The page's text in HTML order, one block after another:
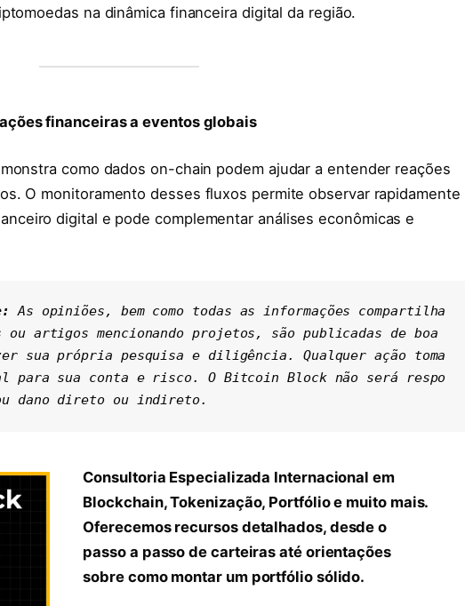
na dinâmica financeira digital da região.
financeiras a eventos globais
como dados on-chain podem ajudar a entender reações
O monitoramento desses fluxos permite observar rapidamente
digital e pode complementar análises econômicas e
As opiniões, bem como todas as informações compartilha
artigos mencionando projetos, são publicadas de boa
sua própria pesquisa e diligência. Qualquer ação toma
sua conta e risco. O Bitcoin Block não será respo
dano direto ou indireto.
Consultoria Especializada Internacional em
Blockchain, Tokenização, Portfólio e muito mais.
Oferecemos recursos detalhados, desde o
passo a passo de carteiras até orientações
sobre como montar um portfólio sólido.